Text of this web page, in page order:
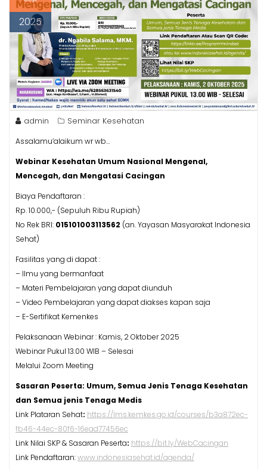
2025
admin Seminar Kesehatan
Assalamu’alaikum wr wb…
Webinar Kesehatan Umum Nasional
Mencegah, dan Mengatasi Cacingan
Biaya Pendaftaran :
Rp. 10.000,- (Sepuluh Ribu Rupiah)
No Rek BRI: 015101003113562(an. Yayasan Masyarakat Indonesia
Sehat)
Fasilitas yang di dapat :
– Ilmu yang bermanfaat
– Materi Pembelajaran yang dapat diunduh
– Video Pembelajaran yang dapat diakses kapan saja
– E-Sertifikat Kemenkes
Pelaksanaan Webinar : Kamis, 2 Oktober 2025
Webinar Pukul 13.00 WIB – Selesai
Melalui Zoom Meeting
Sasaran Peserta: Umum, Semua Jenis Tenaga Kesehatan
dan Semua jenis Tenaga Medis
Link Plataran Sehat :https://lms.kemkes.go.id/courses/b3a872ec-
fb46-44ec-80f6-16ead77456ec
Link Nilai SKP & Sasaran Peserta:
Link Pendaftaran:www.indonesiasehat.id/agenda/
Narahubung Via WhatsApp: